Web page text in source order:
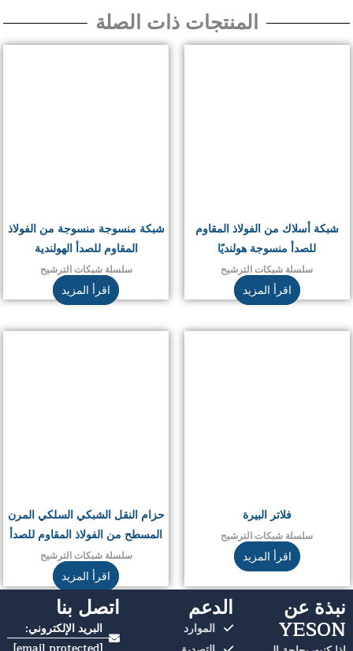
المنتجات ذات الصلة
شبكة أسلاك من الفولاذ المقاوم
للصدأ منسوجة هولنديًا
سلسلة شبكات الترشيح
اقرأ المزيد
شبكة منسوجة منسوجة من الفولاذ
المقاوم للصدأ الهولندية
سلسلة شبكات الترشيح
اقرأ المزيد
فلاتر البيرة
سلسلة شبكات الترشيح
اقرأ المزيد
حزام النقل الشبكي السلكي المرن
المسطح من الفولاذ المقاوم للصدأ
سلسلة شبكات الترشيح
اقرأ المزيد
نبذة عن
YESON
الدعم
الموارد
اتصل بنا
البريد الإلكتروني: